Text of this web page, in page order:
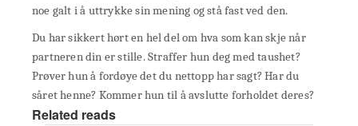
noe galt i å uttrykke sin mening og stå fast ved den.
Du har sikkert hørt en hel del om hva som kan skje når
partneren din er stille. Straffer hun deg med taushet?
Prøver hun å fordøye det du nettopp har sagt? Har du
såret henne? Kommer hun til å avslutte forholdet deres?
Related reads